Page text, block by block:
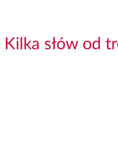
Kilka słów od